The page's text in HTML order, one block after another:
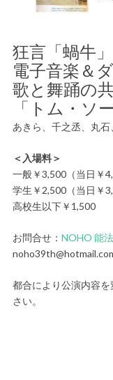
狂言「蝸牛」
電子音楽＆
歌と舞踊の共
「トム・ソ
あきら、千之丞、丸
＜入場料＞
一般￥3,500（当日￥
学生￥2,500（当日￥
高校生以下￥1,500
お問合せ： NOHO 能
都合により公演内容
さい。